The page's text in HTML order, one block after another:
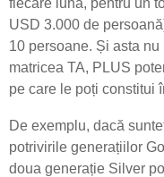
fiecare lună, pentru un
USD 3.000 de
10 persoane. Și asta
matricea TA, PLUS
pe care le poți constitui
De exemplu, dacă
potrivirile generațiilor
doua generație Silver